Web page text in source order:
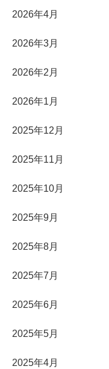
2026年4月
2026年3月
2026年2月
2026年1月
2025年12月
2025年11月
2025年10月
2025年9月
2025年8月
2025年7月
2025年6月
2025年5月
2025年4月